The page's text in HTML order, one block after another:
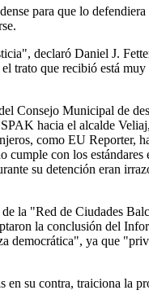
para que lo
declaró Daniel J.
trato que recibió está
Consejo Municipal de
hacia el alcalde
como EU Reporter,
con los estándares
su detención eran
la "Red de Ciudades
la conclusión del
democrática", ya que
su contra, traiciona la